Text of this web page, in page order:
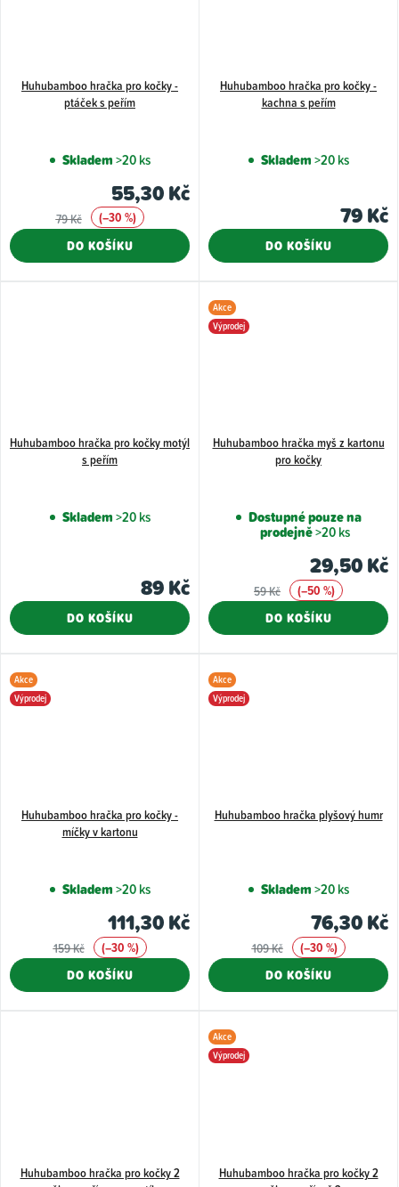
Huhubamboo hračka pro kočky -
ptáček s peřím
Skladem>20 ks
55,30 Kč
79 Kč
(–30 %)
DO KOŠÍKU
Huhubamboo hračka pro kočky -
kachna s peřím
Skladem>20 ks
79 Kč
DO KOŠÍKU
Huhubamboo hračka pro kočky motýl
s peřím
Skladem>20 ks
89 Kč
DO KOŠÍKU
Akce
Výprodej
Huhubamboo hračka myš z kartonu
pro kočky
Dostupné pouze na
prodejně>20 ks
29,50 Kč
59 Kč
(–50 %)
DO KOŠÍKU
Akce
Výprodej
Huhubamboo hračka pro kočky -
míčky v kartonu
Skladem>20 ks
111,30 Kč
159 Kč
(–30 %)
DO KOŠÍKU
Akce
Výprodej
Huhubamboo hračka plyšový humr
Skladem>20 ks
76,30 Kč
109 Kč
(–30 %)
DO KOŠÍKU
Huhubamboo hračka pro kočky 2
Akce
Výprodej
Huhubamboo hračka pro kočky 2